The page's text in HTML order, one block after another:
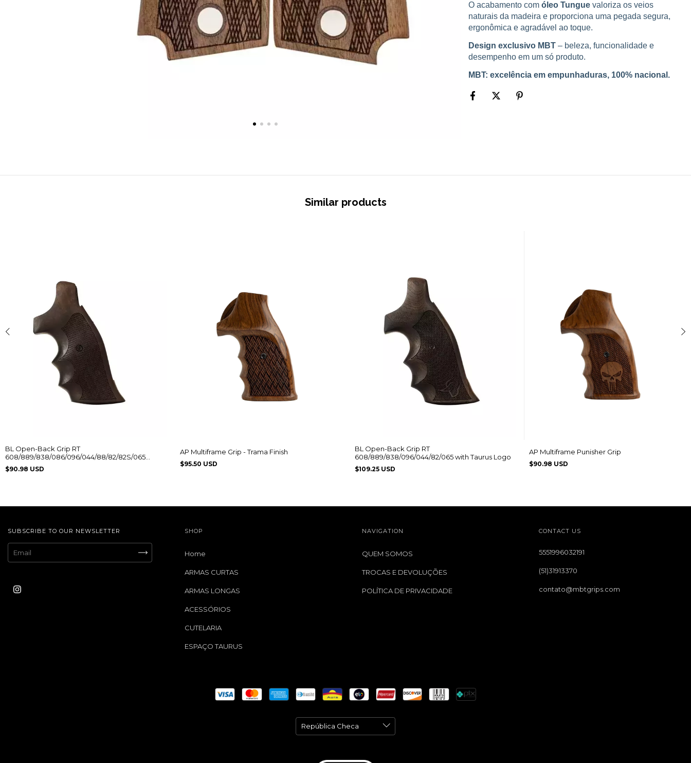
O acabamento com óleo Tungue valoriza os veios
naturais da madeira e proporciona uma pegada segura,
ergonômica e agradável ao toque.
Design exclusivo MBT – beleza, funcionalidade e
desempenho em um só produto.
MBT: excelência em empunhaduras, 100% nacional.
Similar products
BL Open-Back Grip RT
608/889/838/086/096/044/88/82/82S/065
Without Logo
$90.98 USD
AP Multiframe Grip - Trama Finish
$95.50 USD
BL Open-Back Grip RT
608/889/838/096/044/82/065 with Taurus Logo
$109.25 USD
AP Multiframe Punisher Grip
$90.98 USD
SUBSCRIBE TO OUR NEWSLETTER SHOP
Home
ARMAS CURTAS
ARMAS LONGAS
ACESSÓRIOS
CUTELARIA
ESPAÇO TAURUS
NAVIGATION
QUEM SOMOS
TROCAS E DEVOLUÇÕES
POLÍTICA DE PRIVACIDADE
CONTACT US
5551996032191
(51)31913370
contato@mbtgrips.com